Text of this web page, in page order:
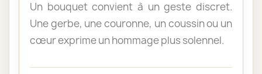
Un bouquet convient à un geste discret.
Une gerbe, une couronne, un coussin ou un
cœur exprime un hommage plus solennel.